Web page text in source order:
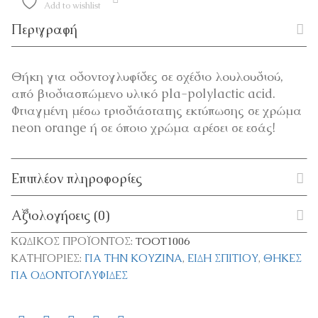
Add to wishlist
Περιγραφή
Θήκη για οδοντογλυφίδες σε σχέδιο λουλουδιού,
από βιοδιασπώμενο υλικό pla-polylactic acid.
Φτιαγμένη μέσω τρισδιάστατης εκτύπωσης σε χρώμα
neon orange ή σε όποιο χρώμα αρέσει σε εσάς!
Επιπλέον πληροφορίες
Αξιολογήσεις (0)
ΚΩΔΙΚΌΣ ΠΡΟΪΌΝΤΟΣ: TOOT1006
ΚΑΤΗΓΟΡΊΕΣ: ΓΙΑ ΤΗΝ ΚΟΥΖΊΝΑ, ΕΊΔΗ ΣΠΙΤΙΟΎ, ΘΉΚΕΣ
ΓΙΑ ΟΔΟΝΤΟΓΛΥΦΊΔΕΣ